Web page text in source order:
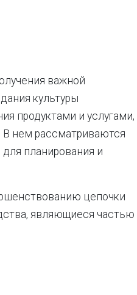
важной
культуры
продуктами и услугами,
В нем рассматриваются
планирования и
цепочки
являющиеся частью